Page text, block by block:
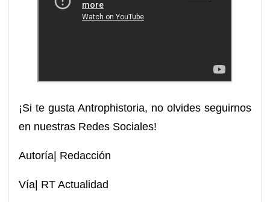
¡Si te gusta Antrophistoria, no olvides seguirnos
en nuestras Redes Sociales!
Autoría| Redacción
Vía| RT Actualidad